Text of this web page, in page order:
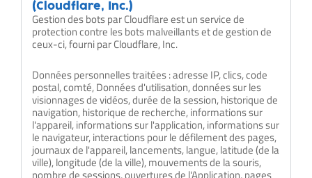
(Cloudflare, Inc.)
Gestion des bots par Cloudflare est un service de
protection contre les bots malveillants et de gestion de
ceux-ci, fourni par Cloudflare, Inc.
Données personnelles traitées : adresse IP, clics, code
postal, comté, Données d'utilisation, données sur les
visionnages de vidéos, durée de la session, historique de
navigation, historique de recherche, informations sur
l'appareil, informations sur l'application, informations sur
le navigateur, interactions pour le défilement des pages,
journaux de l'appareil, lancements, langue, latitude (de la
ville), longitude (de la ville), mouvements de la souris,